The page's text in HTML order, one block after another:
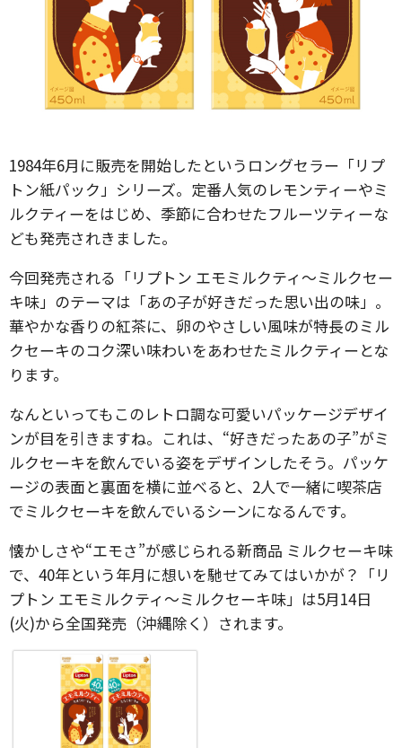
1984年6月に販売を開始したというロングセラー「リプ
トン紙パック」シリーズ。定番人気のレモンティーやミ
ルクティーをはじめ、季節に合わせたフルーツティーな
ども発売されきました。
今回発売される「リプトン エモミルクティ～ミルクセー
キ味」のテーマは「あの子が好きだった思い出の味」。
華やかな香りの紅茶に、卵のやさしい風味が特長のミル
クセーキのコク深い味わいをあわせたミルクティーとな
ります。
なんといってもこのレトロ調な可愛いパッケージデザイ
ンが目を引きますね。これは、“好きだったあの子”がミ
ルクセーキを飲んでいる姿をデザインしたそう。パッケ
ージの表面と裏面を横に並べると、2人で一緒に喫茶店
でミルクセーキを飲んでいるシーンになるんです。
懐かしさや“エモさ”が感じられる新商品 ミルクセーキ味
で、40年という年月に想いを馳せてみてはいかが？「リ
プトン エモミルクティ～ミルクセーキ味」は5月14日
(火)から全国発売（沖縄除く）されます。